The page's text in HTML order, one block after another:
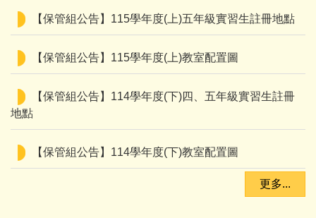
【保管組公告】115學年度(上)五年級實習生註冊地點
【保管組公告】115學年度(上)教室配置圖
【保管組公告】114學年度(下)四、五年級實習生註冊
地點
【保管組公告】114學年度(下)教室配置圖
更多...